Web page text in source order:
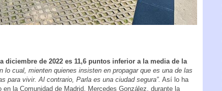
diciembre de 2022 es 11,6 puntos inferior a la media de la
lo cual, mienten quienes insisten en propagar que es una de las
para vivir. Al contrario, Parla es una ciudad segura”. Así lo ha
en la Comunidad de Madrid, Mercedes González, durante la